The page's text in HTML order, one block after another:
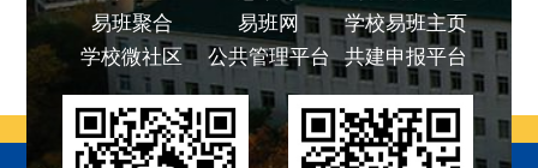
易班聚合
易班网
学校易班主页
学校微社区
公共管理平台 共建申报平台